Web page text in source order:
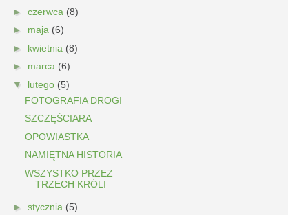
► czerwca (8)
► maja (6)
► kwietnia (8)
► marca (6)
▼ lutego (5)
FOTOGRAFIA DROGI
SZCZĘŚCIARA
OPOWIASTKA
NAMIĘTNA HISTORIA
WSZYSTKO PRZEZ
TRZECH KRÓLI
► stycznia (5)